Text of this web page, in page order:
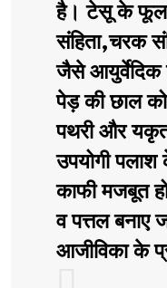
है। टेसू के
संहिता,चरक
जैसे आयुर्वेदिक
पेड़ की छाल
पथरी और यकृत
उपयोगी
काफी मजबूत
व पत्तल बनाए
आजीविका के